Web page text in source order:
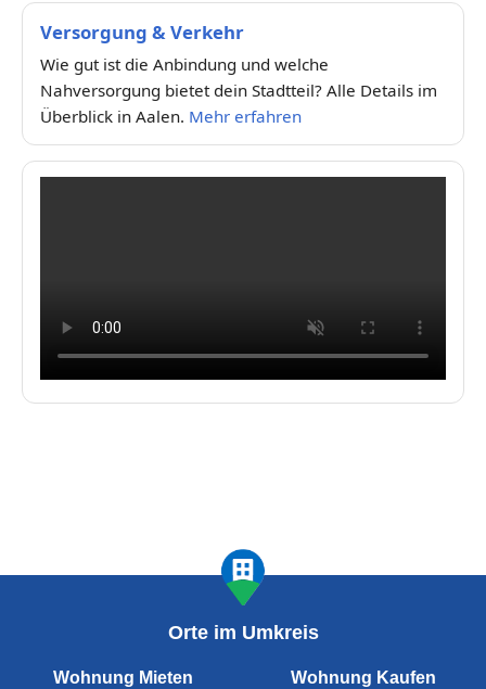
Versorgung & Verkehr
Wie gut ist die Anbindung und welche
Nahversorgung bietet dein Stadtteil? Alle Details im
Überblick in Aalen. Mehr erfahren
Orte im Umkreis
Wohnung Mieten Wohnung Kaufen